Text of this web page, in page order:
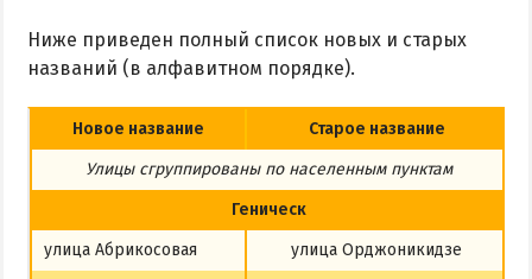
Из Херсона
Из Запорожья
Из Днепра
Из Харькова
Из Полтавы
Из Сум
Из Киева
Ниже приведен полный список новых и старых
названий (в алфавитном порядке).
Новое название
Старое название
Улицы сгруппированы по населенным пунктам
Геническ
улица Абрикосовая
улица Орджоникидзе